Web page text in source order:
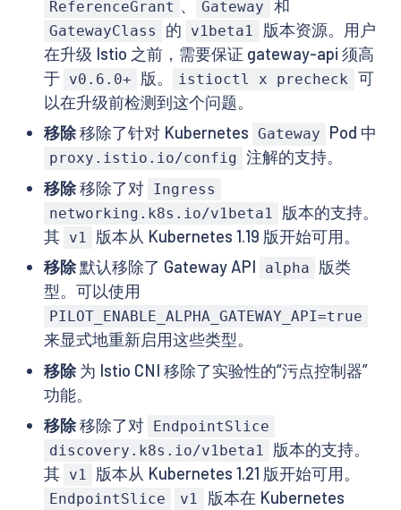
ReferenceGrant 、 Gateway 和
GatewayClass 的 v1beta1
版本资源。用户
在升级 Istio 之前，需要保证 gateway-api 须高
于 v0.6.0+ 版。 istioctl x precheck
可
以在升级前检测到这个问题。
移除移除了针对 Kubernetes Gateway Pod 中
proxy.istio.io/config 注解的支持。
移除移除了对 Ingress
networking.k8s.io/v1beta1
版本的支持。
其 v1
版本从 Kubernetes 1.19 版开始可用。
移除默认移除了 Gateway API alpha
版类
型。可以使用
PILOT_ENABLE_ALPHA_GATEWAY_API=true
来显式地重新启用这些类型。
移除为 Istio CNI 移除了实验性的“污点控制器”
功能。
移除移除了对 EndpointSlice
discovery.k8s.io/v1beta1
版本的支持。
其 v1 版本从 Kubernetes 1.21 版开始可用。
EndpointSlice v1
版本在 Kubernetes